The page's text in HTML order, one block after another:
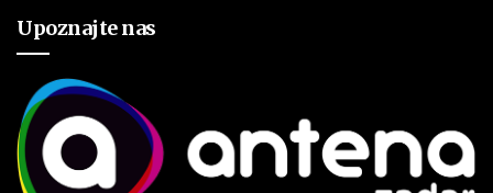
Upoznajte nas